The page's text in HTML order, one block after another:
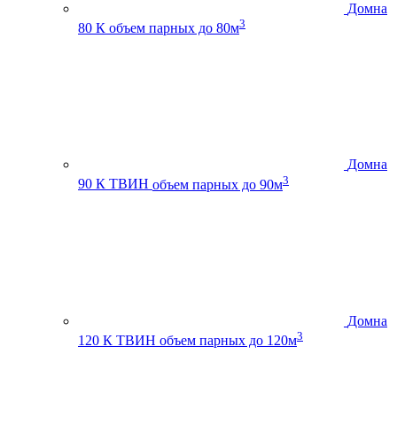
Домна
80 К объем парных до 80м3
Домна
90 К ТВИН объем парных до 90м3
Домна
120 К ТВИН объем парных до 120м3